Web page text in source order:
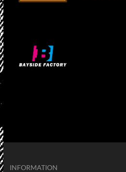
INFORMATION